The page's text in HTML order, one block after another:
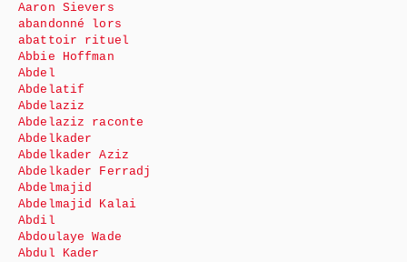
Aaron Sievers
abandonné lors
abattoir rituel
Abbie Hoffman
Abdel
Abdelatif
Abdelaziz
Abdelaziz raconte
Abdelkader
Abdelkader Aziz
Abdelkader Ferradj
Abdelmajid
Abdelmajid Kalai
Abdil
Abdoulaye Wade
Abdul Kader